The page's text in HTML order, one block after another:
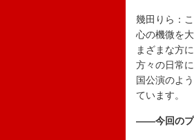
幾田りら：
心の機微を
まざまな方
方々の日常
国公演のよ
ています。
――今回のプ